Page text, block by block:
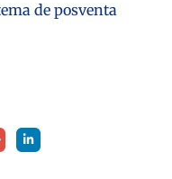
de posventa